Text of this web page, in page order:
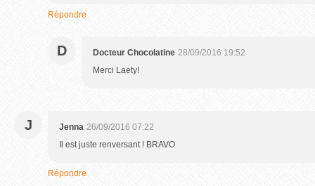
Répondre
D Docteur Chocolatine 28/09/2016 19:52
Merci Laety!
J Jenna 26/09/2016 07:22
Il est juste renversant ! BRAVO
Répondre